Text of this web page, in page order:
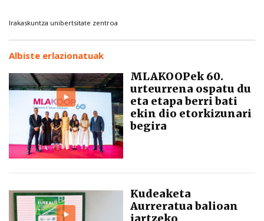
Irakaskuntza unibertsitate zentroa
Albiste erlazionatuak
MLAKOOPek 60.
urteurrena ospatu du
eta etapa berri bati
ekin dio etorkizunari
begira
Kudeaketa
Aurreratua balioan